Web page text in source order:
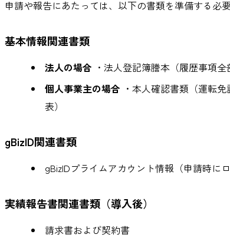
申請や報告にあたっては、以下の書類を準備する必
基本情報関連書類
法人の場合 ・法人登記簿謄本（履歴事項
個人事業主の場合 ・本人確認書類（運転
表）
gBizID関連書類
gBizIDプライムアカウント情報（申請時に
実績報告書関連書類（導入後）
請求書および契約書